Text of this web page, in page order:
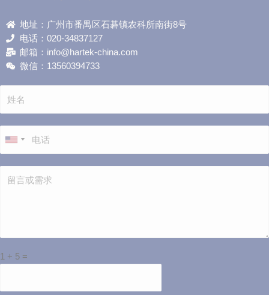
地址：广州市番禺区石碁镇农科所南街8号
电话：020-34837127
邮箱：info@hartek-china.com
微信：13560394733
1 + 5 =